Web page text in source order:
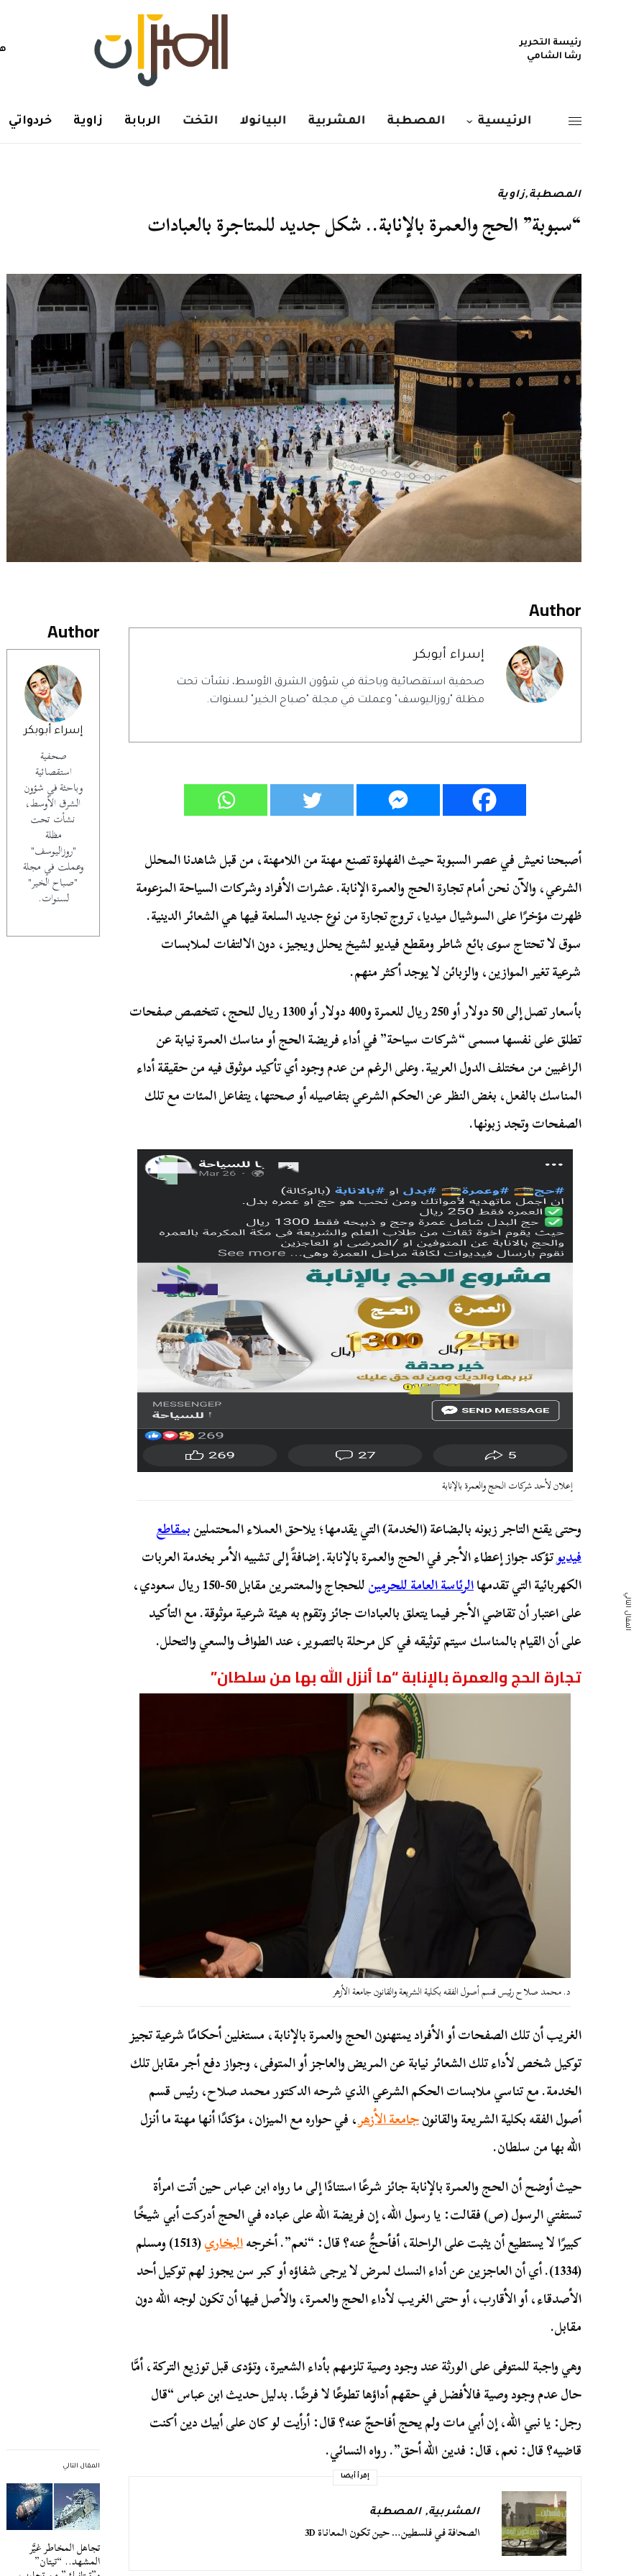
رئيسة التحرير
رشا الشامي
الرئيسية المصطبة المشربية البيانولا التخت الربابة زاوية خردواتي
المصطبة,زاوية
“سبوبة” الحج والعمرة بالإنابة.. شكل جديد للمتاجرة بالعبادات
Author
إسراء أبوبكر
صحفية
استقصائية
وباحثة في شؤون
الشرق الأوسط،
نشأت تحت
مظلة
"روزاليوسف"
وعملت في مجلة
"صباح الخير"
لسنوات.
المقال التالي
تجاهل المخاطر غيَّر
المشهد.. “تيتان”
Author
إسراء أبوبكر
صحفية استقصائية وباحثة في شؤون الشرق الأوسط، نشأت تحت
مظلة "روزاليوسف" وعملت في مجلة "صباح الخير" لسنوات.
أصبحنا نعيش في عصر السبوبة حيث الفهلوة تصنع مهنة من اللامهنة، من قبل شاهدنا المحلل
الشرعي، والآن نحن أمام تجارة الحج والعمرة الإنابة. عشرات الأفراد وشركات السياحة المزعومة
ظهرت مؤخرًا على السوشيال ميديا، تروج تجارة من نوع جديد السلعة فيها هي الشعائر الدينية.
سوق لا تحتاج سوى بائع شاطر ومقطع فيديو لشيخ يحلل ويجيز، دون الالتفات لملابسات
شرعية تغير الموازين، والزبائن لا يوجد أكثر منهم.
بأسعار تصل إلى 50 دولار أو 250 ريال للعمرة و400 دولار أو 1300 ريال للحج، تتخصص صفحات
تطلق على نفسها مسمى “شركات سياحة” في أداء فريضة الحج أو مناسك العمرة نيابة عن
الراغبين من مختلف الدول العربية. وعلى الرغم من عدم وجود أي تأكيد موثوق فيه من حقيقة أداء
المناسك بالفعل، بغض النظر عن الحكم الشرعي بتفاصيله أو صحتها، يتفاعل المئات مع تلك
الصفحات وتجد زبونها.
إعلان لأحد شركات الحج والعمرة بالإنابة
وحتى يقنع التاجر زبونه بالبضاعة (الخدمة) التي يقدمها؛ يلاحق العملاء المحتملينبمقاطع
فيديوتؤكد جواز إعطاء الأجر في الحج والعمرة بالإنابة. إضافةً إلى تشبيه الأمر بخدمة العربات
الكهربائية التي تقدمهاالرئاسة العامة للحرمين
للحجاج والمعتمرين مقابل 50-150 ريال سعودي،
على اعتبار أن تقاضي الأجر فيما يتعلق بالعبادات جائز وتقوم به هيئة شرعية موثوقة. مع التأكيد
على أن القيام بالمناسك سيتم توثيقه في كل مرحلة بالتصوير، عند الطواف والسعي والتحلل.
تجارة الحج والعمرة بالإنابة “ما أنزل الله بها من سلطان”
د. محمد صلاح رئيس قسم أصول الفقه بكلية الشريعة والقانون جامعة الأزهر
الغريب أن تلك الصفحات أو الأفراد يمتهنون الحج والعمرة بالإنابة، مستغلين أحكامًا شرعية تجيز
توكيل شخص لأداء تلك الشعائر نيابة عن المريض والعاجز أو المتوفى، وجواز دفع أجر مقابل تلك
الخدمة. مع تناسي ملابسات الحكم الشرعي الذي شرحه الدكتور محمد صلاح، رئيس قسم
أصول الفقه بكلية الشريعة والقانونجامعة الأزهر، في حواره مع الميزان، مؤكدًا أنها مهنة ما أنزل
الله بها من سلطان.
حيث أوضح أن الحج والعمرة بالإنابة جائز شرعًا استنادًا إلى ما رواه ابن عباس حين أتت امرأة
تستفتي الرسول (ص) فقالت: يا رسول الله، إن فريضة الله على عباده في الحج أدركت أبي شيخًا
كبيرًا لا يستطيع أن يثبت على الراحلة، أفأحجُّ عنه؟ قال: “نعم”. أخرجهالبخاري
(1513) ومسلم
(1334). أي أن العاجزين عن أداء النسك لمرض لا يرجى شفاؤه أو كبر سن يجوز لهم توكيل أحد
الأصدقاء، أو الأقارب، أو حتى الغريب لأداء الحج والعمرة، والأصل فيها أن تكون لوجه الله دون
مقابل.
وهي واجبة للمتوفى على الورثة عند وجود وصية تلزمهم بأداء الشعيرة، وتؤدى قبل توزيع التركة، أمَّا
حال عدم وجود وصية فالأفضل في حقهم أداؤها تطوعًا لا فرضًا. بدليل حديث ابن عباس “قال
رجل: يا نبي الله، إن أبي مات ولم يحج أفاحجّ عنه؟ قال: أرأيت لو كان على أبيك دين أكنت
قاضيه؟ قال: نعم، قال: فدين الله أحق”. رواه النسائي.
إقرأ أيضا
المشربية,المصطبة
الصحافة في فلسطين… حين تكون المعاناة 3D
المقال التالي